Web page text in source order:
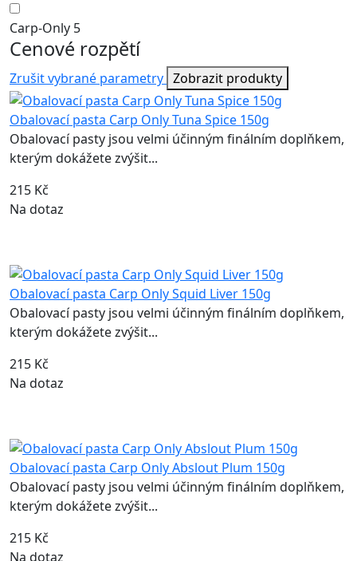
Carp-Only 5
Cenové rozpětí
Zrušit vybrané parametry Zobrazit produkty
Obalovací pasta Carp Only Tuna Spice 150g
Obalovací pasty jsou velmi účinným finálním doplňkem,
kterým dokážete zvýšit...
215 Kč
Na dotaz
Obalovací pasta Carp Only Squid Liver 150g
Obalovací pasty jsou velmi účinným finálním doplňkem,
kterým dokážete zvýšit...
215 Kč
Na dotaz
Obalovací pasta Carp Only Abslout Plum 150g
Obalovací pasty jsou velmi účinným finálním doplňkem,
kterým dokážete zvýšit...
215 Kč
Na dotaz